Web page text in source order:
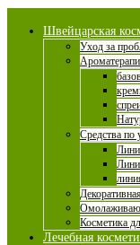
Швейцарская
Уход за
Средства по
Косметика
Лечебная